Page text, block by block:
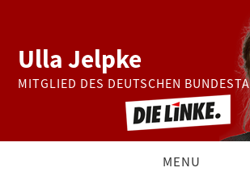
Ulla Jelpke
MITGLIED DES DEUTSCHEN
MENU